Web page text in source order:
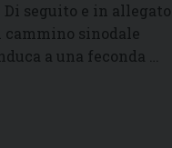
seguito e in allegato
sinodale
a una feconda …